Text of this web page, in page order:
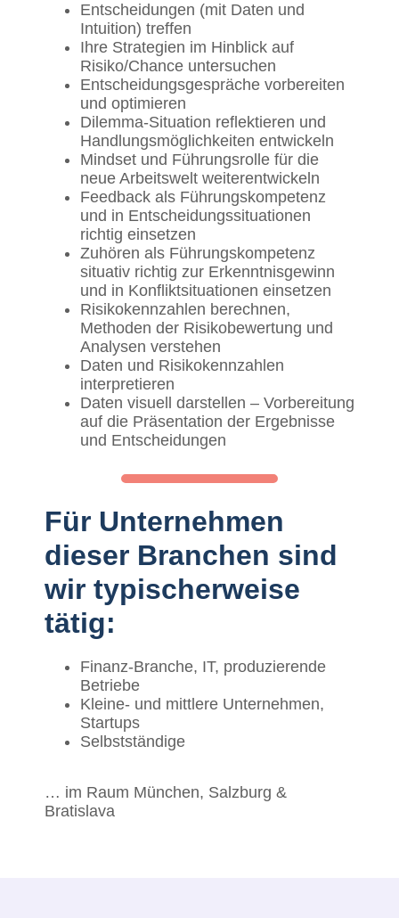
Entscheidungen (mit Daten und
Intuition) treffen
Ihre Strategien im Hinblick auf
Risiko/Chance untersuchen
Entscheidungsgespräche vorbereiten
und optimieren
Dilemma-Situation reflektieren und
Handlungsmöglichkeiten entwickeln
Mindset und Führungsrolle für die
neue Arbeitswelt weiterentwickeln
Feedback als Führungskompetenz
und in Entscheidungssituationen
richtig einsetzen
Zuhören als Führungskompetenz
situativ richtig zur Erkenntnisgewinn
und in Konfliktsituationen einsetzen
Risikokennzahlen berechnen,
Methoden der Risikobewertung und
Analysen verstehen
Daten und Risikokennzahlen
interpretieren
Daten visuell darstellen – Vorbereitung
auf die Präsentation der Ergebnisse
und Entscheidungen
Für Unternehmen
dieser Branchen sind
wir typischerweise
tätig:
Finanz-Branche, IT, produzierende
Betriebe
Kleine- und mittlere Unternehmen,
Startups
Selbstständige
… im Raum München, Salzburg &
Bratislava